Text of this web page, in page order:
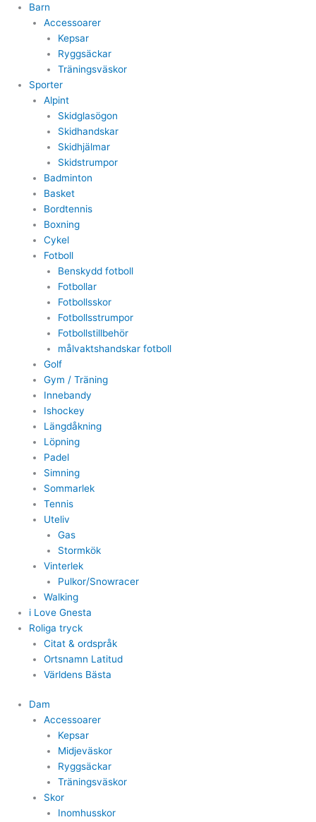
Barn
Accessoarer
Kepsar
Ryggsäckar
Träningsväskor
Sporter
Alpint
Skidglasögon
Skidhandskar
Skidhjälmar
Skidstrumpor
Badminton
Basket
Bordtennis
Boxning
Cykel
Fotboll
Benskydd fotboll
Fotbollar
Fotbollsskor
Fotbollsstrumpor
Fotbollstillbehör
målvaktshandskar fotboll
Golf
Gym / Träning
Innebandy
Ishockey
Längdåkning
Löpning
Padel
Simning
Sommarlek
Tennis
Uteliv
Gas
Stormkök
Vinterlek
Pulkor/Snowracer
Walking
i Love Gnesta
Roliga tryck
Citat & ordspråk
Ortsnamn Latitud
Världens Bästa
Dam
Accessoarer
Kepsar
Midjeväskor
Ryggsäckar
Träningsväskor
Skor
Inomhusskor